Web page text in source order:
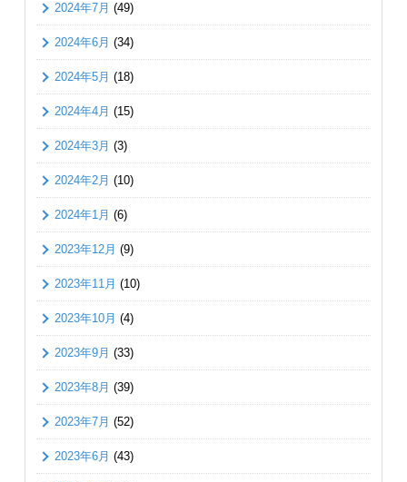
2024年7月 (49)
2024年6月 (34)
2024年5月 (18)
2024年4月 (15)
2024年3月 (3)
2024年2月 (10)
2024年1月 (6)
2023年12月 (9)
2023年11月 (10)
2023年10月 (4)
2023年9月 (33)
2023年8月 (39)
2023年7月 (52)
2023年6月 (43)